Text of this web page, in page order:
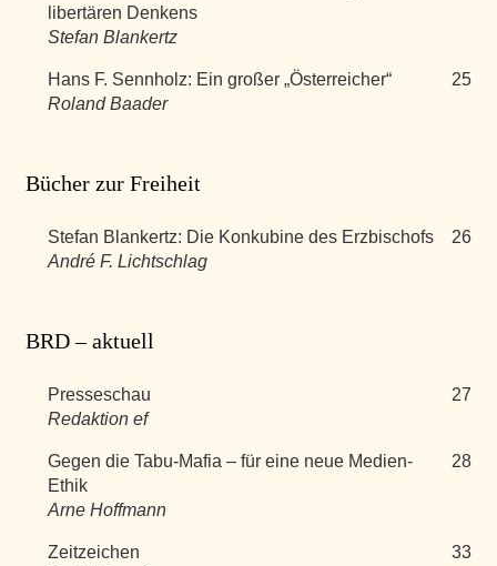
libertären Denkens
Stefan Blankertz
Hans F. Sennholz: Ein großer „Österreicher“
Roland Baader
25
Bücher zur Freiheit
Stefan Blankertz: Die Konkubine des Erzbischofs
André F. Lichtschlag
26
BRD – aktuell
Presseschau
Redaktion ef
27
Gegen die Tabu-Mafia – für eine neue Medien-
Ethik
Arne Hoffmann
28
Zeitzeichen
33